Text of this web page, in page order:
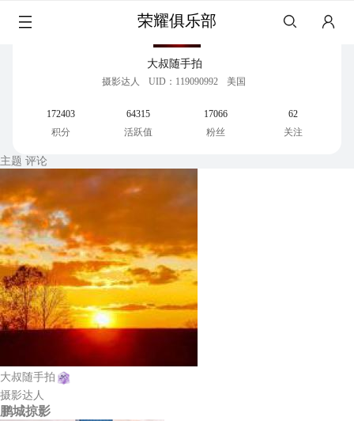
荣耀俱乐部
大叔随手拍
摄影达人 UID：119090992 美国
172403
积分
64315
活跃值
17066
粉丝
62
关注
主题 评论
大叔随手拍
摄影达人
鹏城掠影